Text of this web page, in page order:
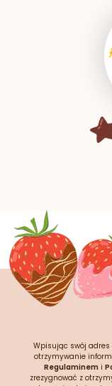
Wpisując swój adres
otrzymywanie
Regulaminem i
zrezygnować z